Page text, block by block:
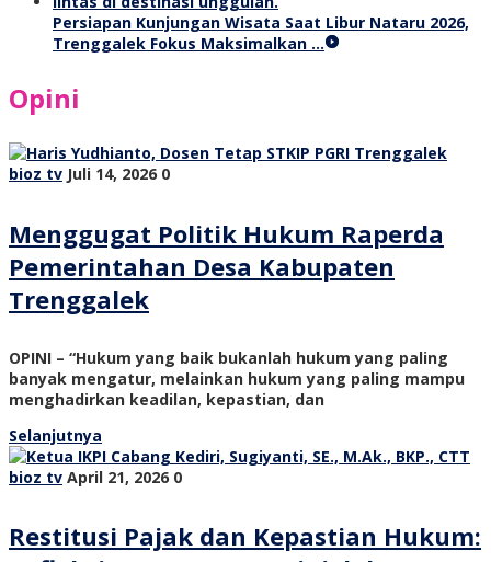
Persiapan Kunjungan Wisata Saat Libur Nataru 2026,
Trenggalek Fokus Maksimalkan …
Opini
bioz tv Juli 14, 2026 0
Menggugat Politik Hukum Raperda
Pemerintahan Desa Kabupaten
Trenggalek
OPINI – “Hukum yang baik bukanlah hukum yang paling
banyak mengatur, melainkan hukum yang paling mampu
menghadirkan keadilan, kepastian, dan
Selanjutnya
bioz tv April 21, 2026 0
Restitusi Pajak dan Kepastian Hukum: